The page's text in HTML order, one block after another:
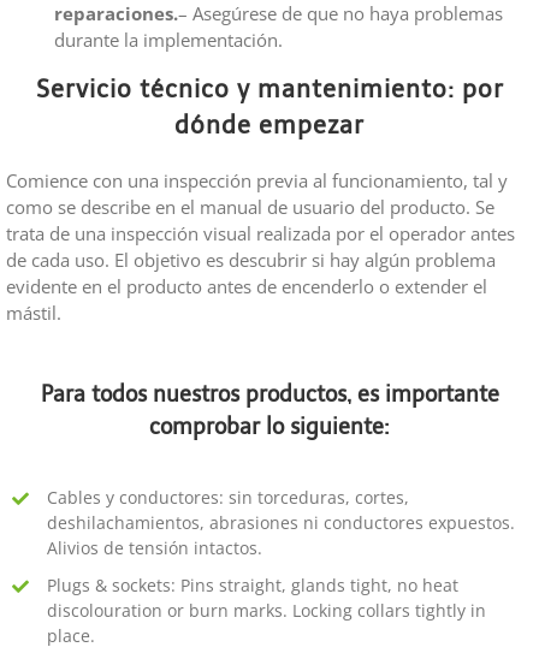
reparaciones.– Asegúrese de que no haya problemas
durante la implementación.
Servicio técnico y mantenimiento: por
dónde empezar
Comience con una inspección previa al funcionamiento, tal y
como se describe en el manual de usuario del producto. Se
trata de una inspección visual realizada por el operador antes
de cada uso. El objetivo es descubrir si hay algún problema
evidente en el producto antes de encenderlo o extender el
mástil.
Para todos nuestros productos, es importante
comprobar lo siguiente:
Cables y conductores: sin torceduras, cortes,
deshilachamientos, abrasiones ni conductores expuestos.
Alivios de tensión intactos.
Plugs & sockets: Pins straight, glands tight, no heat
discolouration or burn marks. Locking collars tightly in
place.